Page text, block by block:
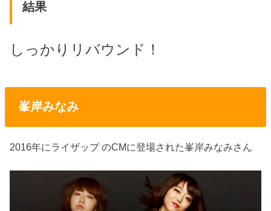
結果
しっかりリバウンド！
峯岸みなみ
2016年にライザップ のCMに登場された峯岸みなみさん